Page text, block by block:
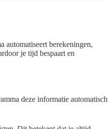
automatiseert berekeningen,
je tijd bespaart en
deze informatie automatisch